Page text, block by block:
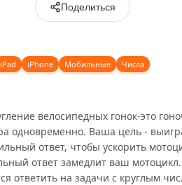
Поделиться
iPad iPhone Мобильные Числа
велосипедных гонок-это
одновременно. Ваша цель -
ответ, чтобы ускорить
ответ замедлит ваш
ответить на задачи с круглым